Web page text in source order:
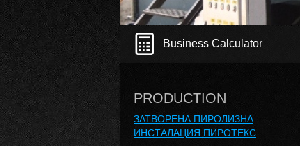
Business Calculator
PRODUCTION
ЗАТВОРЕНА ПИРОЛИЗНА
ИНСТАЛАЦИЯ ПИРОТЕКС